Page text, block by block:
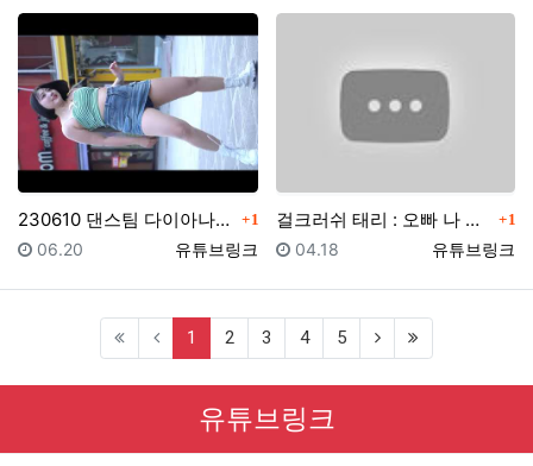
230610 댄스팀 다이아나(Diana) ★지윤 2- … 댓글
1
등록자
유튜브링크
등록일
06.20
걸크러쉬 태리 : 오빠 나 믿지? 댓글
1
등록자
유튜브링크
등록일
04.18
1 (current)
2 3 4 5
유튜브링크